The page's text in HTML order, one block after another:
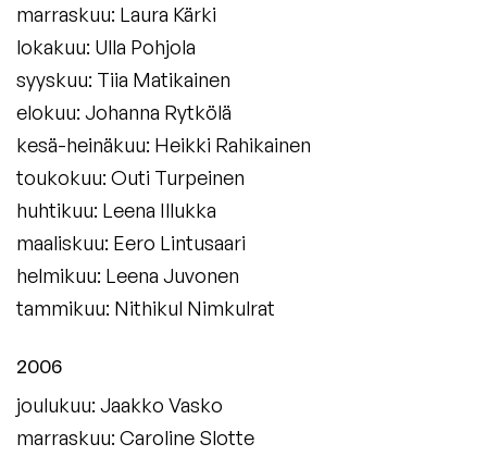
marraskuu: Laura Kärki
lokakuu: Ulla Pohjola
syyskuu: Tiia Matikainen
elokuu: Johanna Rytkölä
kesä-heinäkuu: Heikki Rahikainen
toukokuu: Outi Turpeinen
huhtikuu: Leena Illukka
maaliskuu: Eero Lintusaari
helmikuu: Leena Juvonen
tammikuu: Nithikul Nimkulrat
2006
joulukuu: Jaakko Vasko
marraskuu: Caroline Slotte